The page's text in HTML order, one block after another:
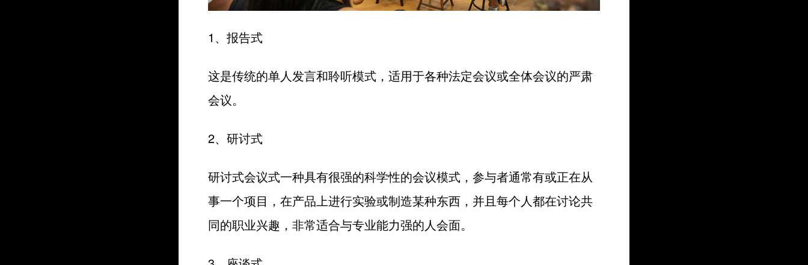
1、报告式
这是传统的单人发言和聆听模式，适用于各种法定会议或全体会议的严肃
会议。
2、研讨式
研讨式会议式一种具有很强的科学性的会议模式，参与者通常有或正在从
事一个项目，在产品上进行实验或制造某种东西，并且每个人都在讨论共
同的职业兴趣，非常适合与专业能力强的人会面。